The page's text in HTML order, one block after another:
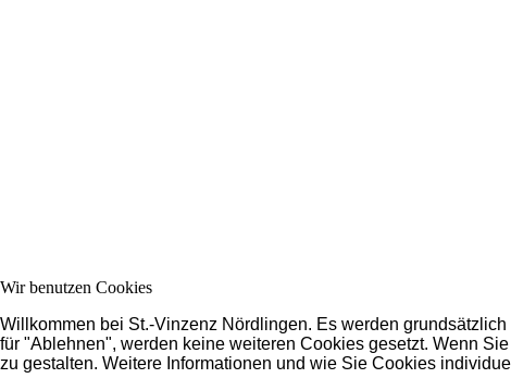
Wir benutzen Cookies
Willkommen bei St.-Vinzenz Nördlingen. Es werden
für "Ablehnen", werden keine weiteren Cookies gesetzt. Wenn
zu gestalten. Weitere Informationen und wie Sie Cookies